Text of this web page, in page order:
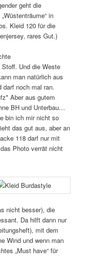
geht die
in
Kleid 120 für die
rares Gut.)
Und die Weste
man natürlich aus
darf noch mal ran.
Aber aus gutem
BH und Unterbau…
bin ich mir nicht so
das gut aus, aber an
118 darf nur mit
Photo verrät nicht
nicht besser), die
Da hilft dann nur
mit dem
Wind und wenn man
„Must have“ für